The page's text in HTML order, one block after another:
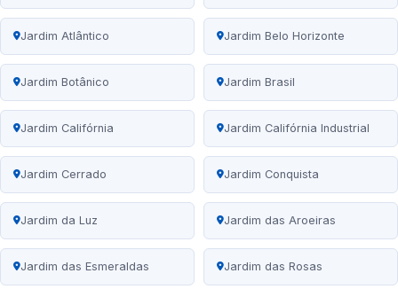
Jardim Atlântico Jardim Belo Horizonte
Jardim Botânico Jardim Brasil
Jardim Califórnia Jardim Califórnia Industrial
Jardim Cerrado Jardim Conquista
Jardim da Luz Jardim das Aroeiras
Jardim das Esmeraldas Jardim das Rosas